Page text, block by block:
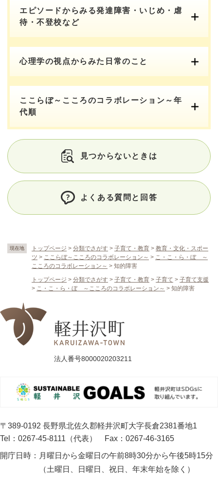
現在地 トップページ > 分類でさがす > 子育て・教育 > 教育・文化・スポー
ツ > ここらぼ～こころのコラボレーション～ > こ・こ・ら・ぼ ～
こころのコラボレーション～ > 知的障害
トップページ > 分類でさがす > 子育て・教育 > 子育て > 子育て支援
> こ・こ・ら・ぼ ～こころのコラボレーション～ > 知的障害
エピソードからみる発達障害・いじめ・虐
待・不登校など
心理学の視点からみた日常のこと
ここらぼ～こころのコラボレーション～年
代順
見つからないときは
よくある質問と回答
法人番号8000020203211
〒389-0192 長野県北佐久郡軽井沢町大字長倉2381番地1
Tel：0267-45-8111（代表）
Fax：0267-46-3165
開庁日時： 月曜日から金曜日の午前8時30分から午後5時15分
（土曜日、日曜日、祝日、年末年始を除く）